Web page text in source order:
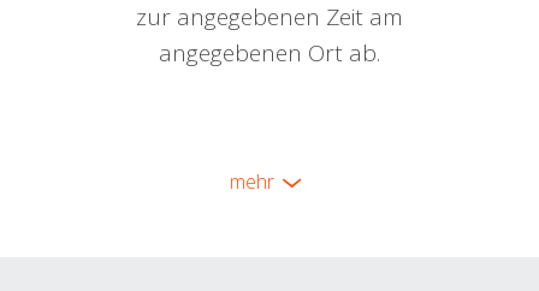
zur angegebenen Zeit am
angegebenen Ort ab.
mehr